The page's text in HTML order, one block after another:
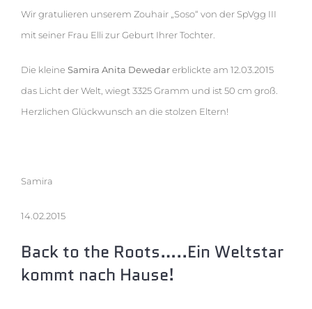
Wir gratulieren unserem Zouhair „Soso“ von der SpVgg III
mit seiner Frau Elli zur Geburt Ihrer Tochter.
Die kleine Samira Anita Dewedarerblickte am 12.03.2015
das Licht der Welt, wiegt 3325 Gramm und ist 50 cm groß.
Herzlichen Glückwunsch an die stolzen Eltern!
Samira
14.02.2015
Back to the Roots…..Ein Weltstar
kommt nach Hause!